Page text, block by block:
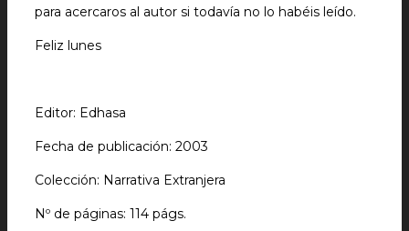
para acercaros al autor si todavía no lo habéis leído.
Feliz lunes
Editor: Edhasa
Fecha de publicación: 2003
Colección: Narrativa Extranjera
Nº de páginas: 114 págs.